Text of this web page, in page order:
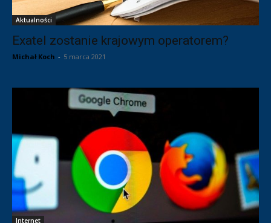
Aktualności
Exatel zostanie krajowym operatorem?
Michał Koch - 5 marca 2021
Internet